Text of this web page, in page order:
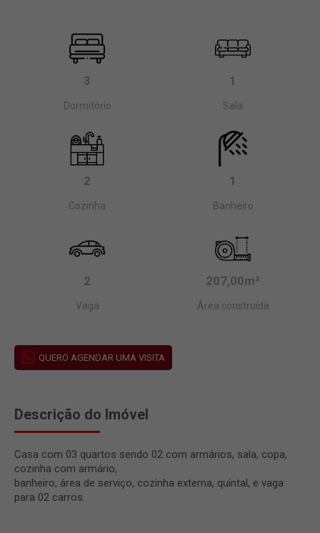
3
Dormitório
1
Sala
2
Cozinha
1
Banheiro
2
Vaga
207,00m²
Área construída
QUERO AGENDAR UMA VISITA
Descrição do Imóvel
Casa com 03 quartos sendo 02 com armários, sala, copa,
cozinha com armário,
banheiro, área de serviço, cozinha externa, quintal, e vaga
para 02 carros.